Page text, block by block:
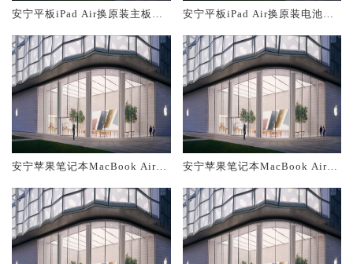
安宁平板iPad Air换原装主板维
安宁平板iPad Air换原装电池维
安宁苹果笔记本MacBook Air换
安宁苹果笔记本MacBook Air换